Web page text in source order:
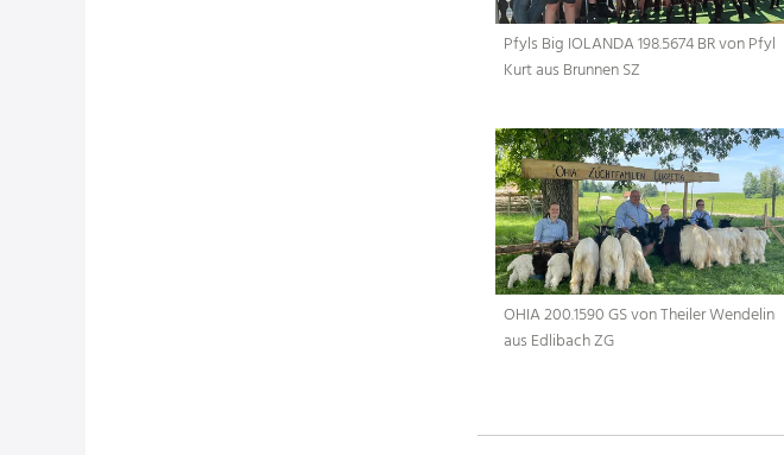
Pfyls Big IOLANDA 198.5674 BR von Pfyl
Kurt aus Brunnen SZ
OHIA 200.1590 GS von Theiler Wendelin
aus Edlibach ZG